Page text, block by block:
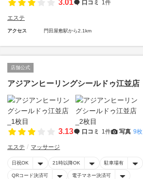
3.01
口コミ 1件
エステ
アクセス 門田屋敷駅から2.1km
店舗公式
アジアンヒーリングシールドゥ江並店
3.13 口コミ 1件 写真 9枚
エステ マッサージ
日祝OK 21時以降OK 駐車場有
QRコード決済可 電子マネー決済可